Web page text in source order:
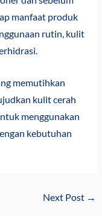
manfaat produk
rutin, kulit
memutihkan
kulit cerah
menggunakan
kebutuhan
Next Post →